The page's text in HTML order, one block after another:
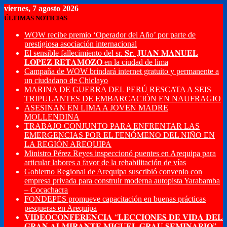
viernes, 7 agosto 2026
ÚLTIMAS NOTICIAS
WOW recibe premio ‘Operador del Año’ por parte de
prestigiosa asociación internacional
El sensible fallecimiento del sr. 𝐒𝐫. 𝐉𝐔𝐀𝐍 𝐌𝐀𝐍𝐔𝐄𝐋
𝐋𝐎𝐏𝐄𝐙 𝐑𝐄𝐓𝐀𝐌𝐎𝐙𝐎 en la ciudad de lima
Campaña de WOW brindará internet gratuito y permanente a
un ciudadano de Chiclayo
MARINA DE GUERRA DEL PERÚ RESCATA A SEIS
TRIPULANTES DE EMBARCACIÓN EN NAUFRAGIO
ASESINAN EN LIMA A JOVEN MADRE
MOLLENDINA
TRABAJO CONJUNTO PARA ENFRENTAR LAS
EMERGENCIAS POR EL FENÓMENO DEL NIÑO EN
LA REGIÓN AREQUIPA
Ministro Pérez Reyes inspeccionó puentes en Arequipa para
articular labores a favor de la rehabilitación de vías
Gobierno Regional de Arequipa suscribió convenio con
empresa privada para construir moderna autopista Yarabamba
– Cocachacra
FONDEPES promueve capacitación en buenas prácticas
pesqueras en Arequipa
𝐕𝐈𝐃𝐄𝐎𝐂𝐎𝐍𝐅𝐄𝐑𝐄𝐍𝐂𝐈𝐀 “𝐋𝐄𝐂𝐂𝐈𝐎𝐍𝐄𝐒 𝐃𝐄 𝐕𝐈𝐃𝐀 𝐃𝐄𝐋